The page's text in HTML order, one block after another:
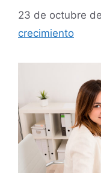
23 de octubre
crecimiento